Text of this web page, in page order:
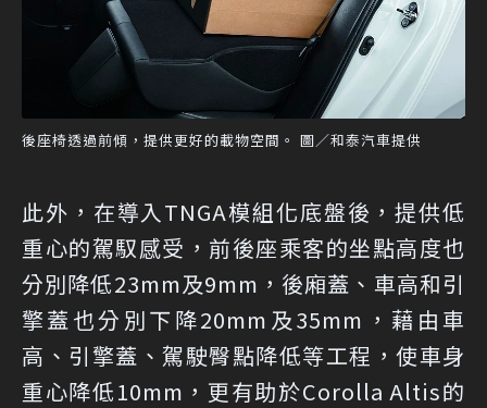
後座椅透過前傾，提供更好的載物空間。 圖／和泰汽車提供
此外，在導入TNGA模組化底盤後，提供低
重心的駕馭感受，前後座乘客的坐點高度也
分別降低23mm及9mm，後廂蓋、車高和引
擎蓋也分別下降20mm及35mm，藉由車
高、引擎蓋、駕駛臀點降低等工程，使車身
重心降低10mm，更有助於Corolla Altis的